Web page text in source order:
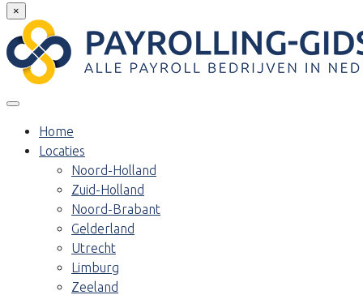
×
Home
Locaties
Noord-Holland
Zuid-Holland
Noord-Brabant
Gelderland
Utrecht
Limburg
Zeeland